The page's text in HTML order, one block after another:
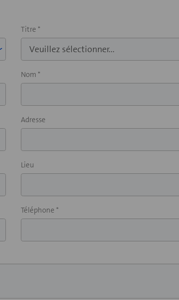
Titre *
Nom *
Adresse
Lieu
Téléphone *